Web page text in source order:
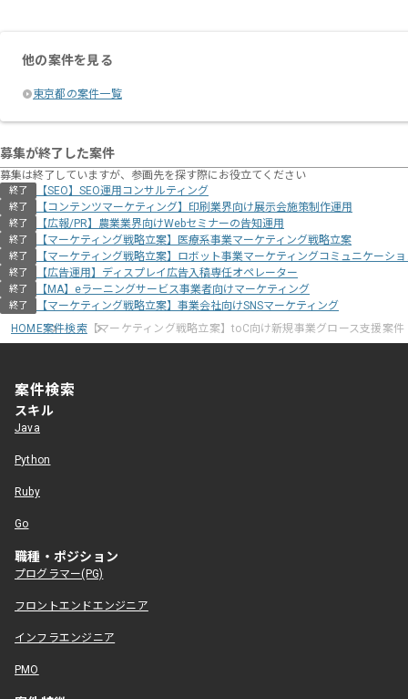
他の案件を見る
東京都の案件一覧
募集が終了した案件
募集は終了していますが、参画先を探す際にお役立てください
終了 【SEO】SEO運用コンサルティング
終了 【コンテンツマーケティング】印刷業界向け展示会施策制作運用
終了 【広報/PR】農業業界向けWebセミナーの告知運用
終了 【マーケティング戦略立案】医療系事業マーケティング戦略立案
終了 【マーケティング戦略立案】ロボット事業マーケティングコミュニケーシ
終了 【広告運用】ディスプレイ広告入稿専任オペレーター
終了 【MA】eラーニングサービス事業者向けマーケティング
終了
【マーケティング戦略立案】事業会社向けSNSマーケティング
HOME案件検索【マーケティング戦略立案】toC向け新規事業グロース支援案件
案件検索
スキル
Java
Python
Ruby
Go
職種・ポジション
プログラマー(PG)
フロントエンドエンジニア
インフラエンジニア
PMO